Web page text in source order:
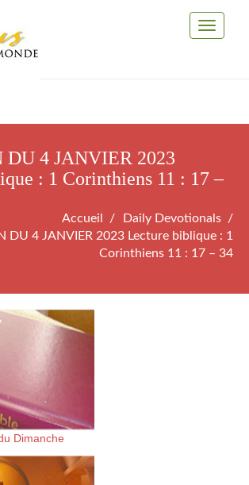
Toggle
4 JANVIER 2023
: 1 Corinthiens 11 : 17 –
Accueil
Daily Devotionals
DU 4 JANVIER 2023 Lecture biblique : 1
Corinthiens 11 : 17 – 34
Dimanche